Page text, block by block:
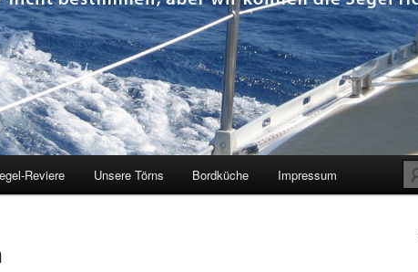
Reviere Unsere Törns Bordküche Impressum